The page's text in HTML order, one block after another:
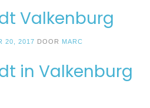
Valkenburg
20, 2017 DOOR MARC
in Valkenburg